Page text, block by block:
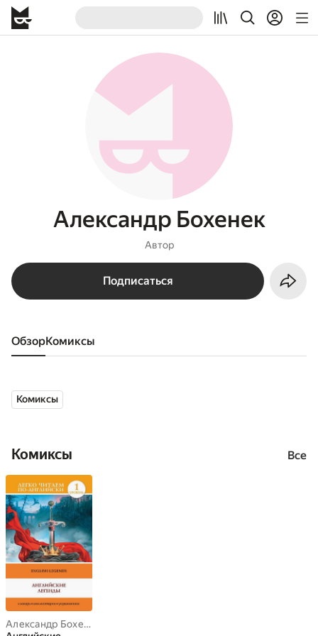
Александр Бохенек
Автор
Подписаться
Обзор комиксы
Комиксы
Комиксы Все
Александр Бохенек